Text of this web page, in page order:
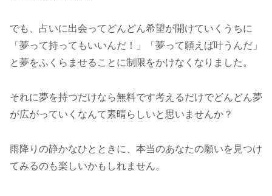
でも、占いに出会ってどんどん希望が開けていくうちに
「夢って持ってもいいんだ！」「夢って願えば叶うんだ」
と夢をふくらませることに制限をかけなくなりました。
それに夢を持つだけなら無料です考えるだけでどんどん夢
が広がっていくなんて素晴らしいと思いませんか？
雨降りの静かなひとときに、本当のあなたの願いを見つけ
てみるのも楽しいかもしれません。